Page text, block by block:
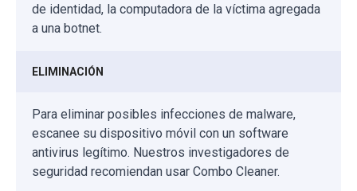
de identidad, la computadora de la víctima agregada
a una botnet.
ELIMINACIÓN
Para eliminar posibles infecciones de malware,
escanee su dispositivo móvil con un software
antivirus legítimo. Nuestros investigadores de
seguridad recomiendan usar Combo Cleaner.